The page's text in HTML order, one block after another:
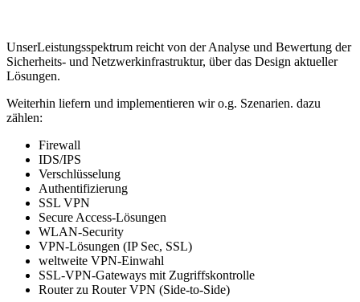
UnserLeistungsspektrum reicht von der Analyse und Bewertung der
Sicherheits- und Netzwerkinfrastruktur, über das Design aktueller
Lösungen.
Weiterhin liefern und implementieren wir o.g. Szenarien. dazu
zählen:
Firewall
IDS/IPS
Verschlüsselung
Authentifizierung
SSL VPN
Secure Access-Lösungen
WLAN-Security
VPN-Lösungen (IP Sec, SSL)
weltweite VPN-Einwahl
SSL-VPN-Gateways mit Zugriffskontrolle
Router zu Router VPN (Side-to-Side)